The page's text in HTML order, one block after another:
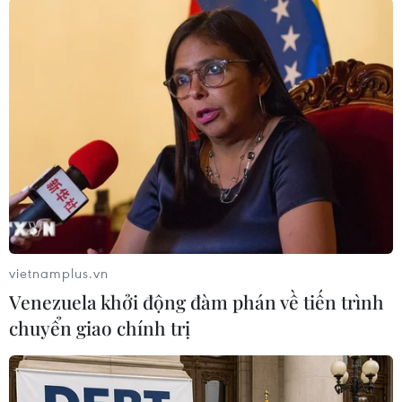
vietnamplus.vn
Venezuela khởi động đàm phán về tiến trình
chuyển giao chính trị